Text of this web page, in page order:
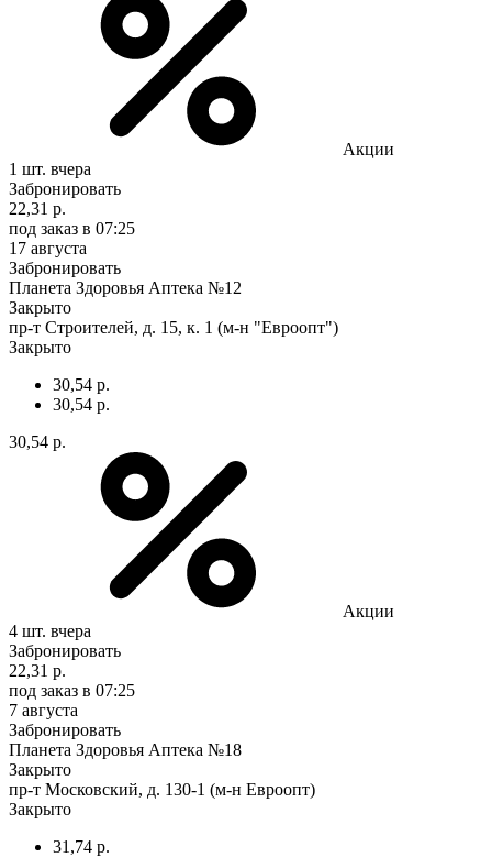
Акции
1 шт. вчера
Забронировать
22,31 р.
под заказ в 07:25
17 августа
Забронировать
Планета Здоровья Аптека №12
Закрыто
пр-т Строителей, д. 15, к. 1 (м-н "Евроопт")
Закрыто
30,54 р.
30,54 р.
30,54 р.
Акции
4 шт. вчера
Забронировать
22,31 р.
под заказ в 07:25
7 августа
Забронировать
Планета Здоровья Аптека №18
Закрыто
пр-т Московский, д. 130-1 (м-н Евроопт)
Закрыто
31,74 р.